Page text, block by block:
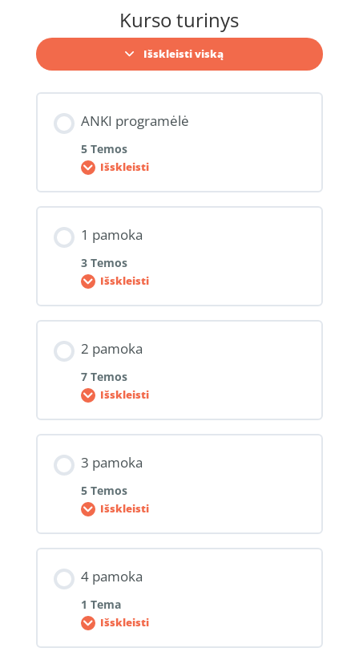
Kurso turinys
Išskleisti viską
ANKI programėlė
5 Temos
Išskleisti
1 pamoka
3 Temos
Išskleisti
2 pamoka
7 Temos
Išskleisti
3 pamoka
5 Temos
Išskleisti
4 pamoka
1 Tema
Išskleisti